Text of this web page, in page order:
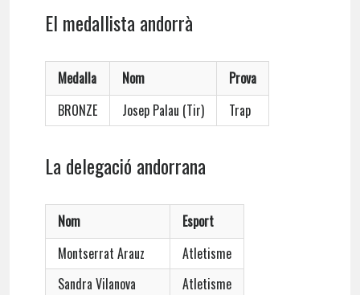
El medallista andorrà
Medalla Nom
Prova
BRONZE
Josep Palau (Tir) Trap
La delegació andorrana
Nom
Esport
Montserrat Arauz
Atletisme
Sandra Vilanova
Atletisme